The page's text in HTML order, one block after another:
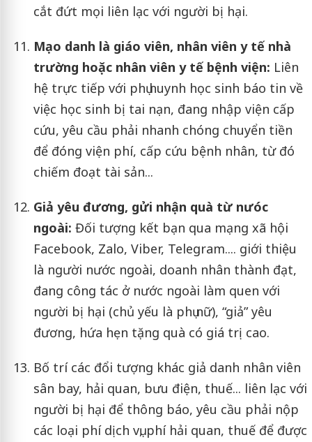
cắt đứt mọi liên lạc với người bị hại.
Mạo danh là giáo viên, nhân viên y tế nhà
trường hoặc nhân viên y tế bệnh viện: Liên
hệ trực tiếp với phụ huynh học sinh báo tin về
việc học sinh bị tai nạn, đang nhập viện cấp
cứu, yêu cầu phải nhanh chóng chuyển tiền
để đóng viện phí, cấp cứu bệnh nhân, từ đó
chiếm đoạt tài sản...
Giả yêu đương, gửi nhận quà từ nưóc
ngoài: Đối tượng kết bạn qua mạng xã hội
Facebook, Zalo, Viber, Telegram.... giới thiệu
là người nước ngoài, doanh nhân thành đạt,
đang công tác ở nước ngoài làm quen với
người bị hại (chủ yếu là phụ nữ), “giả” yêu
đương, hứa hẹn tặng quà có giá trị cao.
Bố trí các đổi tượng khác giả danh nhân viên
sân bay, hải quan, bưu điện, thuế... liên lạc với
người bị hại để thông báo, yêu cầu phải nộp
các loại phí dịch vụ, phí hải quan, thuế để được